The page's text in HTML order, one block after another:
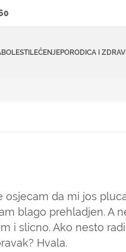
BOLESTILEČENJEPORODICA I
da mi jos
blago prehladjen. A
i slicno. Ako nesto
Hvala.